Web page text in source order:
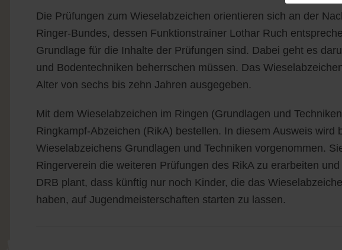
Die Prüfungen zum Wieselabzeichen orientieren sich an der
Ringer-Bundes, dessen Funktionstrainer Lothar Ruch
Grundlage für die Inhalte der Prüfungen sind. Dabei geht es
und Bodentechniken beherrschen müssen. Das
Alter von sechs bis zehn Jahren ausgegeben.
Mit dem Wieselabzeichen im Ringen (Grundlagen und
Ringkampf-Abzeichen (RikA) bestellen. In diesem Ausweis wird
Wieselabzeichens Grundlagen und Techniken vorgenommen.
Ringerverein die weiteren Prüfungen des RikA zu erarbeiten
DRB plant, dass künftig nur noch Kinder, die das
haben, auf Jugendmeisterschaften starten zu lassen.